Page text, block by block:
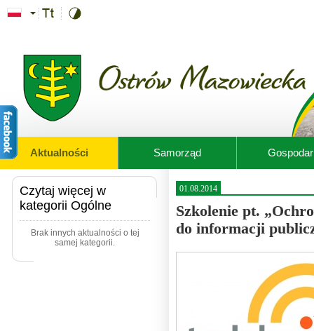
Przejdź do treści
Aktualności Samorząd
Czytaj więcej w
kategorii Ogólne
Brak innych aktualności o tej
samej kategorii.
01.08.2014
Szkolenie pt.
do informacji